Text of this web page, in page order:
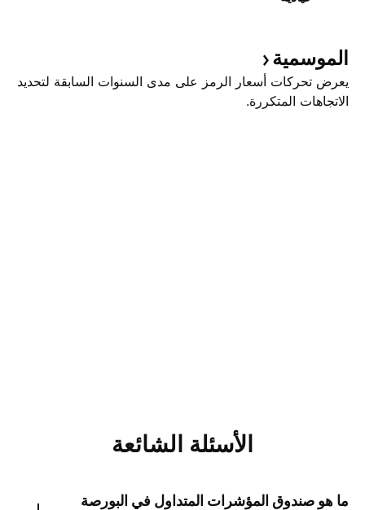
الموسمية
يعرض تحركات أسعار الرمز على مدى السنوات السابقة لتحديد
الاتجاهات المتكررة.
الأسئلة الشائعة
ما هو صندوق المؤشرات المتداول في البورصة